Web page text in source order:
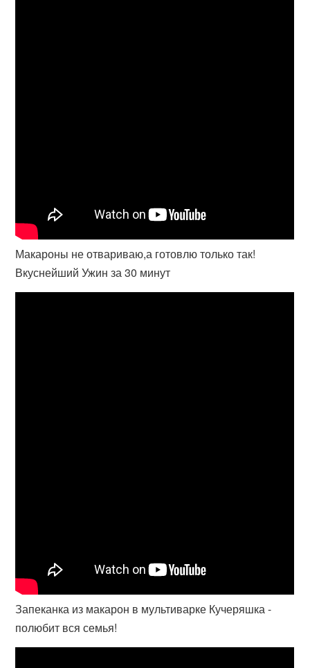
Макароны не отвариваю,а готовлю только так!
Вкуснейший Ужин за 30 минут
Запеканка из макарон в мультиварке Кучеряшка -
полюбит вся семья!